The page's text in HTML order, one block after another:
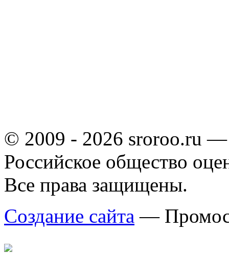
© 2009 - 2026 sroroo.ru —
Российское общество
Все права защищены.
Создание сайта —